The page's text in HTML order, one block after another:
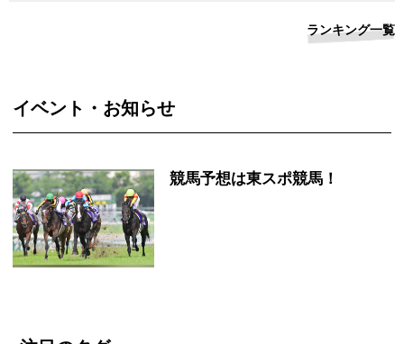
ランキング一覧
イベント・お知らせ
競馬予想は東スポ競馬！